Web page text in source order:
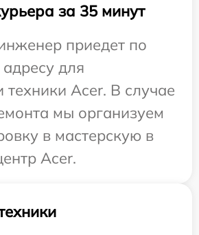
за 35 минут
приедет по
для
техники Acer. В случае
мы организуем
в мастерскую в
Acer.